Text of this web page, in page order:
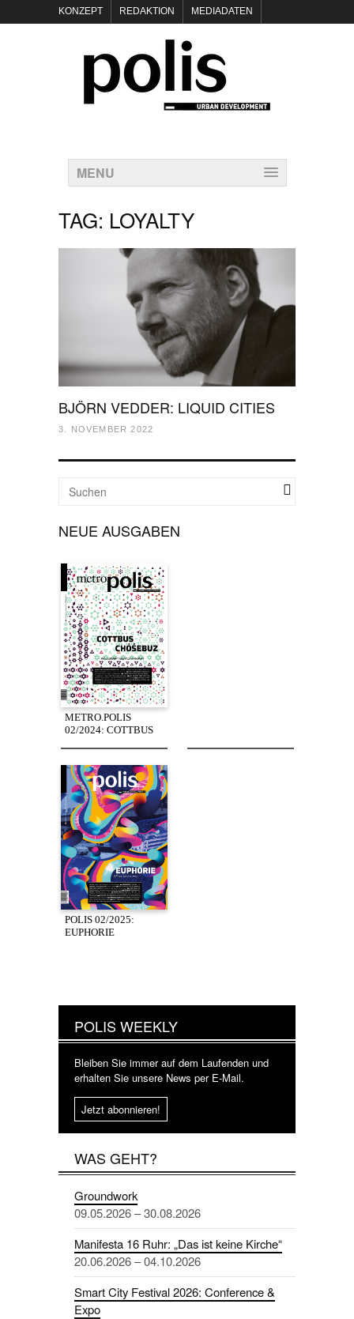
KONZEPT REDAKTION MEDIADATEN
POLIS KEYNOTES
KONTAKT DATENSCHUTZ IMPRESSUM
MENU
TAG: LOYALTY
BJÖRN VEDDER: LIQUID CITIES
3. NOVEMBER 2022
NEUE AUSGABEN
METRO.POLIS
02/2024: COTTBUS
POLIS 02/2025:
EUPHORIE
POLIS WEEKLY
Bleiben Sie immer auf dem Laufenden und
erhalten Sie unsere News per E-Mail.
Jetzt abonnieren!
WAS GEHT?
Groundwork
09.05.2026 – 30.08.2026
Manifesta 16 Ruhr: „Das ist keine Kirche“
20.06.2026 – 04.10.2026
Smart City Festival 2026: Conference &
Expo